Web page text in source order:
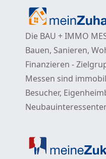
Die BAU + IMMO
Bauen, Sanieren,
Finanzieren -
Messen sind
Besucher,